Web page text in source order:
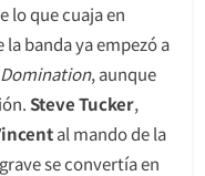
lo que cuaja en
la banda ya empezó a
Domination, aunque
Steve Tucker,
al mando de la
se convertía en